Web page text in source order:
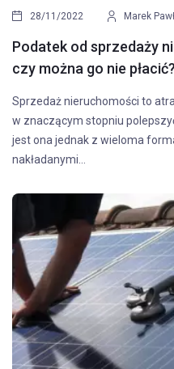
28/11/2022 Marek
Podatek od sprzedaży
czy można go nie płacić?
Sprzedaż nieruchomości to
w znaczącym stopniu
jest ona jednak z wieloma
nakładanymi...